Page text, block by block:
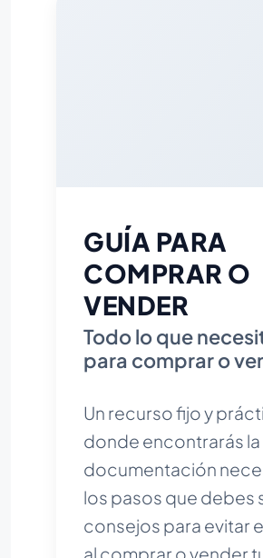
GUÍA PARA
COMPRAR O
VENDER
Todo lo que
para comprar o
Un recurso fijo y
donde encontrarás la
documentación
los pasos que debes
consejos para evitar
al comprar o vender